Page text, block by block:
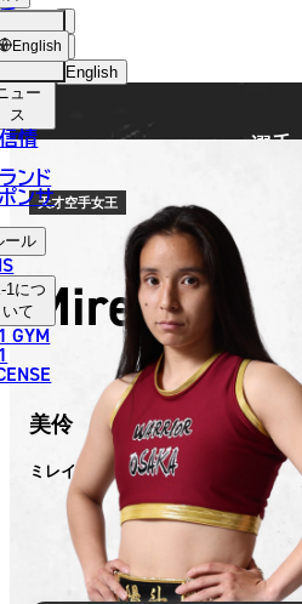
English
中文（简体）
中文（繁體）
ไทย
العربية
ョッ
プ
ュー
ス
情
ンド
ンサ
ール
1につ
いて
GYM
English
選手
天才空手女王
Mirei
美伶
ミレイ